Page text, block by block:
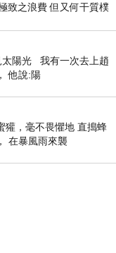
致之浪費 但又何干質樸
太陽光 我有一次去上趙
他說:陽
獾，毫不畏懼地 直搗蜂
在暴風雨來襲